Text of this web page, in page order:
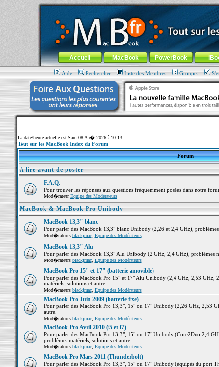
MacBook-fr.com : 100% Apple... 100% nomade !
Aller au contenu-Aller au menu général-Aller au menu de
Menu général
Accueil MacBook PowerBook
Aide Rechercher Liste des Membres Groupes
La date/heure actuelle est Sam 08 Ao� 2026 à 10:13
Tout sur les MacBook Index du Forum
Forum
A lire avant de poster
F.A.Q.
Pour trouver les réponses aux questions fréquemment posées dans notre
Mod�rateurEquipe des Modérateurs
MacBook & MacBook Pro Unibody
MacBook 13,3" blanc
Pour parler des MacBook 13,3" blanc Unibody (2,26 et 2,4 GHz),
Mod�rateurs blackjmac, Equipe des Modérateurs
MacBook 13,3" Alu
Pour parler des MacBook 13,3" Alu Unibody (2 GHz, 2,4 GHz), problèmes
Mod�rateurs blackjmac, Equipe des Modérateurs
MacBook Pro 15" et 17" (batterie amovible)
Pour parler des MacBook Pro 15" et 17" Alu Unibody (2,4 GHz, 2,53 GHz,
matériels, solutions et autre.
Mod�rateurs blackjmac, Equipe des Modérateurs
MacBook Pro Juin 2009 (batterie fixe)
Pour parler des MacBook Pro 13,3", 15" ou 17" Unibody (2,26 GHz, 2,53
autre.
Mod�rateurs blackjmac, Equipe des Modérateurs
MacBook Pro Avril 2010 (i5 et i7)
Pour parler des MacBook Pro 13,3", 15" ou 17" Unibody (Core2Duo 2,4
problèmes matériels, solutions et autre.
Mod�rateurs blackjmac, Equipe des Modérateurs
MacBook Pro Mars 2011 (Thunderbolt)
Pour parler des MacBook Pro 13,3", 15" ou 17" Unibody (équipés du port